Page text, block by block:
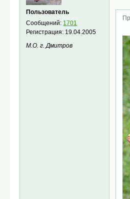
Пользователь
Сообщений: 1701
Регистрация: 19.04.2005
М.О. г. Дмитров